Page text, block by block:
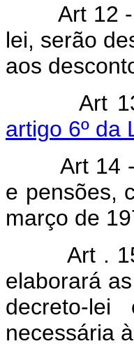
Art 12 -
lei, serão
aos
Art
artigo 6º da
Art 14
e pensões,
março de
Art . 15 -
elaborará
decreto-
necessária